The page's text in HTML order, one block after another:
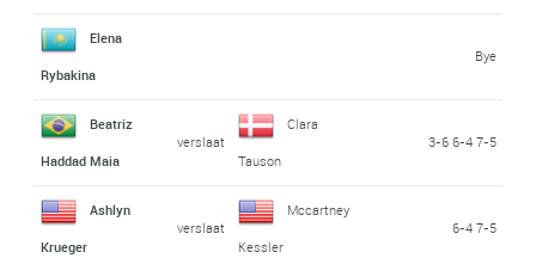
Elena
Rybakina
Bye
Beatriz
Haddad Maia
verslaat
Clara
Tauson
3-6 6-4 7-5
Ashlyn
Krueger
verslaat
Mccartney
Kessler
6-4 7-5